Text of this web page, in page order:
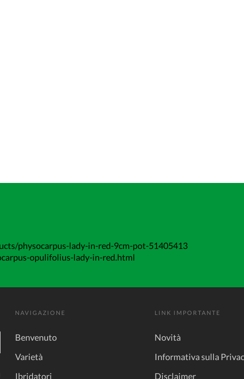
physocarpus-lady-in-red-9cm-pot-51405413
opulifolius-lady-in-red.html
NAVIGAZIONE
Benvenuto
Varietà
Ibridatori
LINK IMPORTANTE
Novità
Informativa sulla
Disclaimer